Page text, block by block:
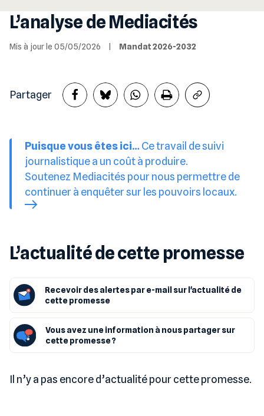
L’analyse de Mediacités
Mis à jour le 05/05/2026 Mandat 2026-2032
Partager
Puisque vous êtes ici…Ce travail de suivi
journalistique a un coût à produire.
Soutenez Mediacités pour nous permettre de
continuer à enquêter sur les pouvoirs locaux.
L’actualité de cette promesse
Recevoir des alertes par e-mail sur l'actualité de
cette promesse
Vous avez une information à nous partager sur
cette promesse ?
Il n’y a pas encore d’actualité pour cette promesse.